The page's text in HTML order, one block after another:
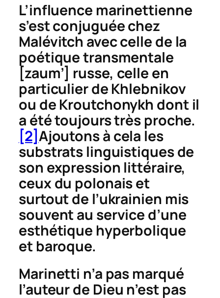
L’influence marinettienne
s’est conjuguée chez
Malévitch avec celle de la
poétique transmentale
[zaum’] russe, celle en
particulier de Khlebnikov
ou de Kroutchonykh dont il
a été toujours très proche.
[2]Ajoutons à cela les
substrats linguistiques de
son expression littéraire,
ceux du polonais et
surtout de l’ukrainien mis
souvent au service d’une
esthétique hyperbolique
et baroque.
Marinetti n’a pas marqué
l’auteur de Dieu n’est pas